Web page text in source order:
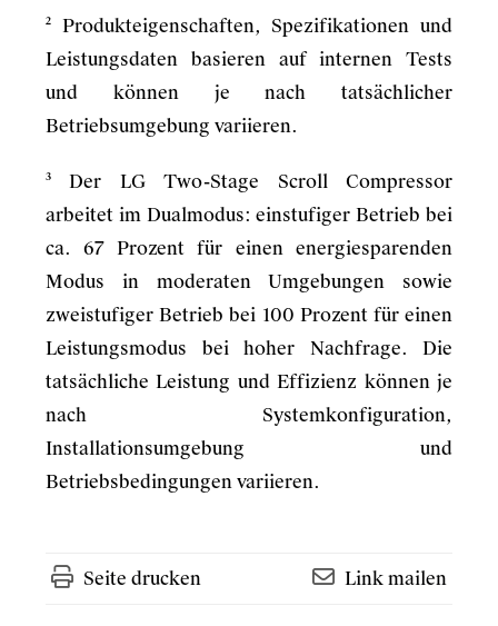
² Produkteigenschaften, Spezifikationen und
Leistungsdaten basieren auf internen Tests
und können je nach tatsächlicher
Betriebsumgebung variieren.
³ Der LG Two-Stage Scroll Compressor
arbeitet im Dualmodus: einstufiger Betrieb bei
ca. 67 Prozent für einen energiesparenden
Modus in moderaten Umgebungen sowie
zweistufiger Betrieb bei 100 Prozent für einen
Leistungsmodus bei hoher Nachfrage. Die
tatsächliche Leistung und Effizienz können je
nach Systemkonfiguration,
Installationsumgebung und
Betriebsbedingungen variieren.
Seite drucken Link mailen